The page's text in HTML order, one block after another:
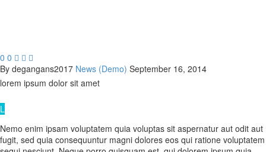
0 0   
By degangans2017 News (Demo) September 16, 2014
lorem ipsum dolor sit amet
L
Nemo enim ipsam voluptatem quia voluptas sit aspernatur aut odit aut
fugit, sed quia consequuntur magni dolores eos qui ratione voluptatem